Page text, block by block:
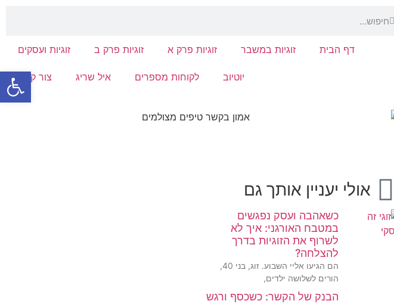
דף הבית זוגיות במשבר זוגיות פרק א זוגיות פרק ב זוגיות ועסקים
יוטיוב לקוחות מספרים איל שריג צור קשר
אולי יעניין אותך גם
כשאהבה ועסק נפגשים
במטבח האורגני: איך לא
לשרוף את הזוגיות בדרך
להצלחה?
הם הגיעו אליי השבוע. זוג, בני 40,
הורים לשלושה ילדים,
הבנק של הקשר: כשכסף ורגש
פתח